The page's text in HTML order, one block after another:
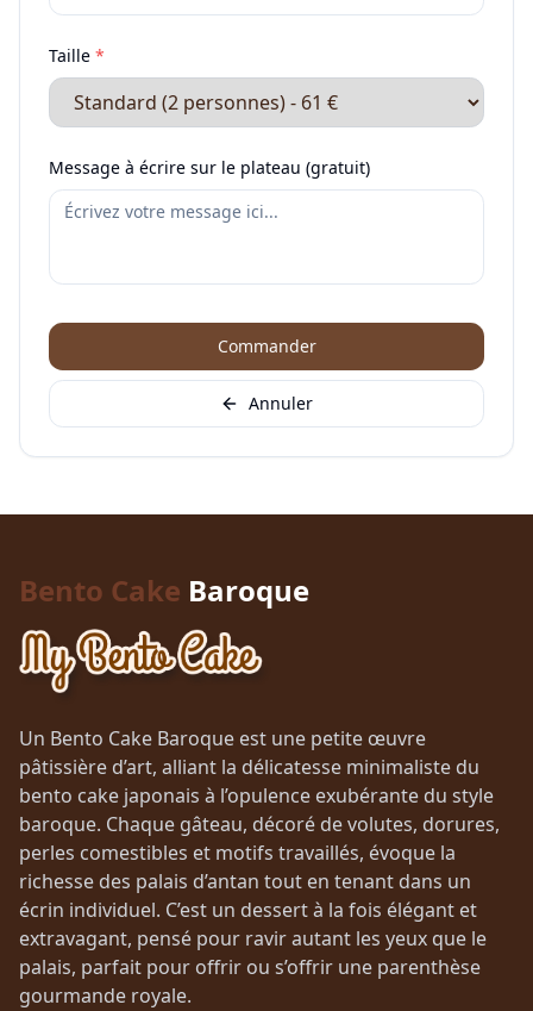
Taille *
Message à écrire sur le plateau (gratuit)
Commander
Annuler
Bento Cake Baroque
Un Bento Cake Baroque est une petite œuvre
pâtissière d’art, alliant la délicatesse minimaliste du
bento cake japonais à l’opulence exubérante du style
baroque. Chaque gâteau, décoré de volutes, dorures,
perles comestibles et motifs travaillés, évoque la
richesse des palais d’antan tout en tenant dans un
écrin individuel. C’est un dessert à la fois élégant et
extravagant, pensé pour ravir autant les yeux que le
palais, parfait pour offrir ou s’offrir une parenthèse
gourmande royale.